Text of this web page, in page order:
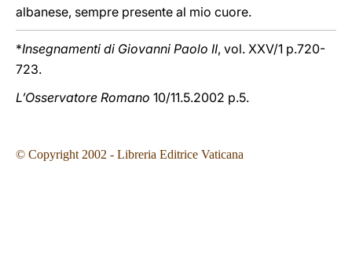
albanese, sempre presente al mio cuore.
*Insegnamenti di Giovanni Paolo II, vol. XXV/1 p.720-
723.
L’Osservatore Romano 10/11.5.2002 p.5.
© Copyright 2002 - Libreria Editrice Vaticana